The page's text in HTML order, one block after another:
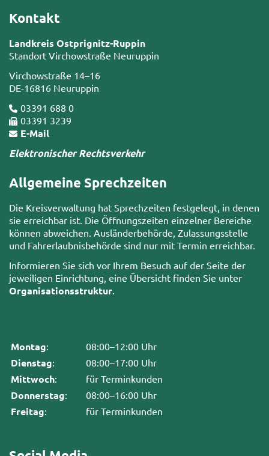
Kontakt
Landkreis Ostprignitz-Ruppin
Standort Virchowstraße Neuruppin
Virchowstraße 14–16
DE-16816 Neuruppin
03391 688 0
03391 3239
E-Mail
Elektronischer Rechtsverkehr
Allgemeine Sprechzeiten
Die Kreisverwaltung hat Sprechzeiten festgelegt, in denen
sie erreichbar ist. Die Öffnungszeiten einzelner Bereiche
können abweichen. Ausländerbehörde, Zulassungsstelle
und Fahrerlaubnisbehörde sind nur mit Termin erreichbar.
Informieren Sie sich vor Ihrem Besuch auf der Seite der
jeweiligen Einrichtung, eine Übersicht finden Sie unter
Organisationsstruktur
Montag: 08:00–12:00 Uhr
Dienstag: 08:00–17:00 Uhr
Mittwoch: für Terminkunden
Donnerstag: 08:00–16:00 Uhr
Freitag: für Terminkunden